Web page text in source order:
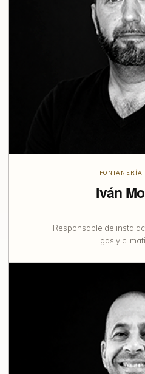
FONTANERÍA
Iván
Responsable de
gas y